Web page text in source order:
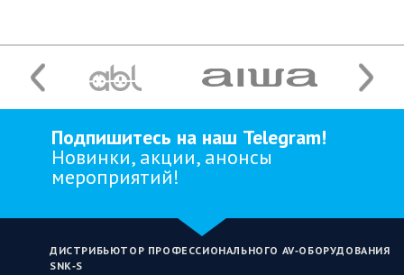
Подпишитесь на наш Telegram!
Новинки, акции, анонсы
мероприятий!
ДИСТРИБЬЮТОР ПРОФЕССИОНАЛЬНОГО AV‑ОБОРУДОВАНИЯ
SNK‑S